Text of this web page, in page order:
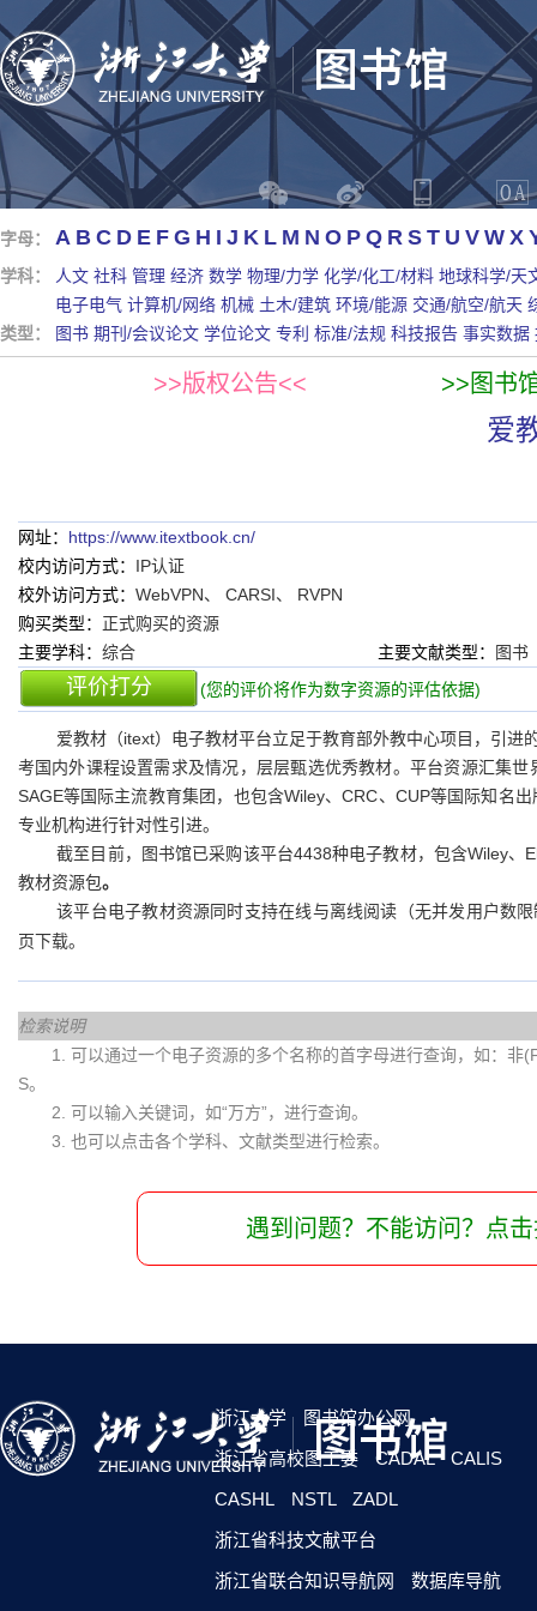
字母： A B C D E F G H I J K L M N O P Q R S T U V W X
学科： 人文 社科 管理 经济 数学 物理/力学 化学/化工/材料 地球科学/天
电子电气 计算机/网络 机械 土木/建筑 环境/能源 交通/航空/航天
类型：
图书 期刊/会议论文 学位论文 专利 标准/法规 科技报告 事实数据
>>版权公告<< >>图书
爱
网址： https://www.itextbook.cn/
校内访问方式： IP认证
校外访问方式： WebVPN、 CARSI、 RVPN
购买类型： 正式购买的资源
主要学科： 综合 主要文献类型： 图书
评价打分 (您的评价将作为数字资源的评估依据)
爱教材（itext）电子教材平台立足于教育部外教中心项目，引
考国内外课程设置需求及情况，层层甄选优秀教材。平台资源汇集
SAGE等国际主流教育集团，也包含Wiley、CRC、CUP等国际知名
专业机构进行针对性引进。
截至目前，图书馆已采购该平台4438种电子教材，包含Wiley
教材资源包。
该平台电子教材资源同时支持在线与离线阅读（无并发用户数
页下载。
检索说明
1. 可以通过一个电子资源的多个名称的首字母进行查询，如：
S。
2. 可以输入关键词，如“万方”，进行查询。
3. 也可以点击各个学科、文献类型进行检索。
遇到问题？不能访问？点
浙江大学
图书馆办公网
浙江省高校图工委
CADAL
CALIS
CASHL
NSTL
ZADL
浙江省科技文献平台
浙江省联合知识导航网
数据库导航